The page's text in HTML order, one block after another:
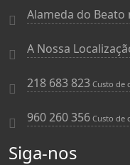
Alameda do Beato
A Nossa
218 683 823 Custo de
960 260 356 Custo de
Siga-nos